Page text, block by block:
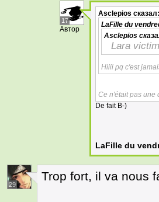
17
Автор
Asclepios сказал:
LaFille du
Asclepios
Lara
Hiiii pq c'est
Ce n'était pas une
De fait B-)
LaFille du
29
Trop fort, il va nous